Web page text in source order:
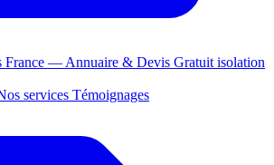
France — Annuaire & Devis Gratuit isolation
services Témoignages